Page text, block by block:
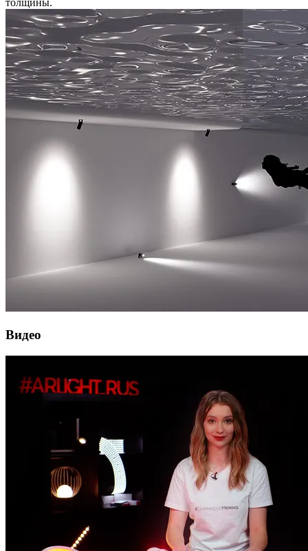
толщины.
Видео